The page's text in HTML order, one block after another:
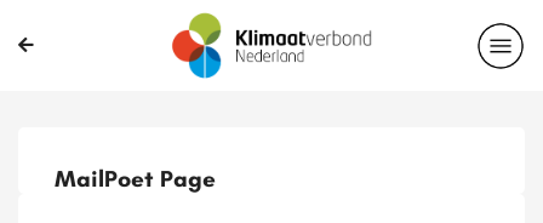
Casussen
MailPoet Page